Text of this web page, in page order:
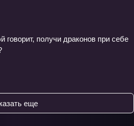
говорит, получи драконов при себе
еще